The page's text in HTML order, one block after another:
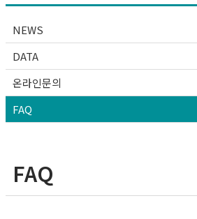
NEWS
DATA
온라인문의
FAQ
FAQ